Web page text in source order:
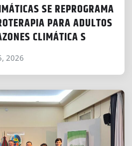
SE REPROGRAMA
PARA ADULTOS
CLIMÁTICA S
2026